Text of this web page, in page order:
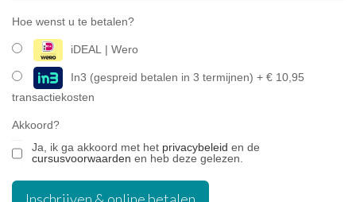
Hoe wenst u te betalen?
iDEAL | Wero
In3 (gespreid betalen in 3 termijnen) + € 10,95
transactiekosten
Akkoord?
Ja, ik ga akkoord met het privacybeleid
cursusvoorwaarden en heb deze gelezen.